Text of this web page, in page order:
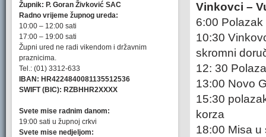
Župnik: P. Goran Živković SAC
Radno vrijeme župnog ureda:
10:00 – 12:00 sati
17:00 – 19:00 sati
Župni ured ne radi vikendom i državnim
praznicima.
Tel.: (01) 3312-633
IBAN: HR4224840081135512536
SWIFT (BIC): RZBHHR2XXXX
Svete mise radnim danom:
19:00 sati u župnoj crkvi
Svete mise nedjeljom:
Vinkovci –
6:00
10:30
skromni
12: 30
13:00 Novo
15:30
korza
18:00 Misa u